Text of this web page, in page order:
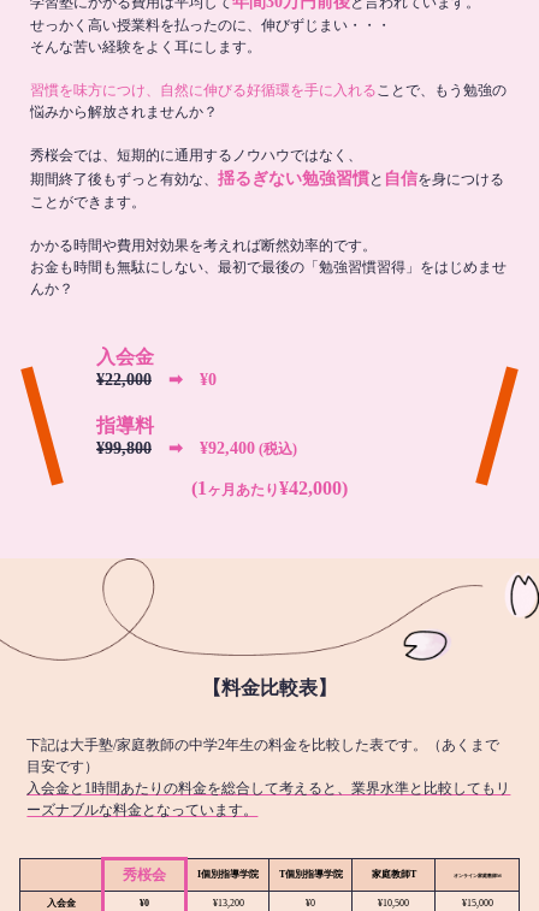
せっかく高い授業料を払ったのに、伸びずじまい・・・
そんな苦い経験をよく耳にします。
習慣を味方につけ、自然に伸びる好循環を手に入れることで、もう勉強の
悩みから解放されませんか？
秀桜会では、短期的に通用するノウハウではなく、
期間終了後もずっと有効な、 揺るぎない勉強習慣と 自信を身につける
ことができます。
かかる時間や費用対効果を考えれば断然効率的です。
お金も時間も無駄にしない、最初で最後の「勉強習慣習得」をはじめませ
んか？
入会金
¥22,000 ➡︎ ¥0
指導料
¥99,800 ➡︎ ¥92,400 (税込)
(1 ヶ月あたり¥42,000)
【料金比較表】
下記は大手塾/家庭教師の中学2年生の料金を比較した表です。（あくまで
目安です）
入会金と1時間あたりの料金を総合して考えると、業界水準と比較してもリ
ーズナブルな料金となっています。
秀桜会 I個別指導学院 T個別指導学院 家庭教師T オンライン家庭教師M
入会金 ¥0 ¥13,200 ¥0 ¥10,500 ¥15,000